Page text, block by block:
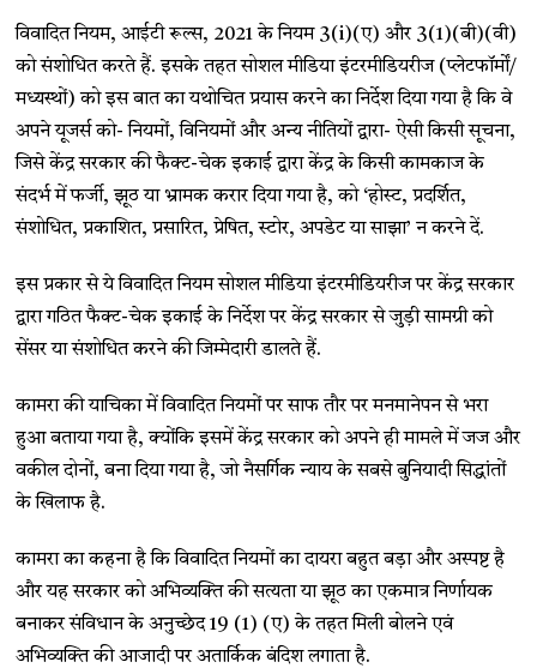
विवादित नियम, आईटी रूल्स, 2021 के नियम 3(i)(ए) और 3(1)(बी)(वी)
को संशोधित करते हैं. इसके तहत सोशल मीडिया इंटरमीडियरीज (प्लेटफॉर्मों/
मध्यस्थों) को इस बात का यथोचित प्रयास करने का निर्देश दिया गया है कि वे
अपने यूजर्स को- नियमों, विनियमों और अन्य नीतियों द्वारा- ऐसी किसी सूचना,
जिसे केंद्र सरकार की फैक्ट-चेक इकाई द्वारा केंद्र के किसी कामकाज के
संदर्भ में फर्जी, झूठ या भ्रामक करार दिया गया है, को ‘होस्ट, प्रदर्शित,
संशोधित, प्रकाशित, प्रसारित, प्रेषित, स्टोर, अपडेट या साझा’ न करने दें.
इस प्रकार से ये विवादित नियम सोशल मीडिया इंटरमीडियरीज पर केंद्र सरकार
द्वारा गठित फैक्ट-चेक इकाई के निर्देश पर केंद्र सरकार से जुड़ी सामग्री को
सेंसर या संशोधित करने की जिम्मेदारी डालते हैं.
कामरा की याचिका में विवादित नियमों पर साफ तौर पर मनमानेपन से भरा
हुआ बताया गया है, क्योंकि इसमें केंद्र सरकार को अपने ही मामले में जज और
वकील दोनों, बना दिया गया है, जो नैसर्गिक न्याय के सबसे बुनियादी सिद्धांतों
के खिलाफ है.
कामरा का कहना है कि विवादित नियमों का दायरा बहुत बड़ा और अस्पष्ट है
और यह सरकार को अभिव्यक्ति की सत्यता या झूठ का एकमात्र निर्णायक
बनाकर संविधान के अनुच्छेद 19 (1) (ए) के तहत मिली बोलने एवं
अभिव्यक्ति की आजादी पर अतार्किक बंदिश लगाता है.